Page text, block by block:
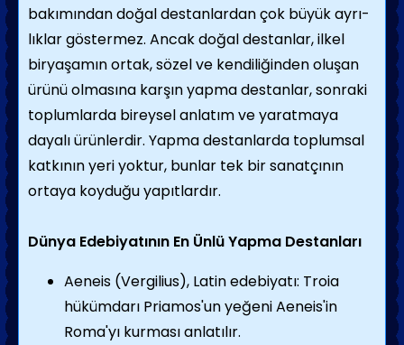
bakımından doğal destanlardan çok büyük ayrı­
lıklar göstermez. Ancak doğal destanlar, ilkel
biryaşamın ortak, sözel ve kendiliğinden oluşan
ürü­nü olmasına karşın yapma destanlar, sonraki
top­lumlarda bireysel anlatım ve yaratmaya
dayalı ürünlerdir. Yapma destanlarda toplumsal
katkının yeri yoktur, bunlar tek bir sanatçının
ortaya koy­duğu yapıtlardır.
Dünya Edebiyatının En Ünlü Yapma Destanları
Aeneis (Vergilius), Latin edebiyatı: Troia
hüküm­darı Priamos'un yeğeni Aeneis'in
Roma'yı kurması anlatılır.